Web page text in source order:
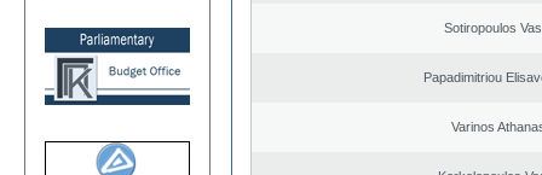
Sotiropoulos
Papadimitriou
Varinos